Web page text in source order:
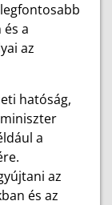
a
az
hatóság,
a
az
és az